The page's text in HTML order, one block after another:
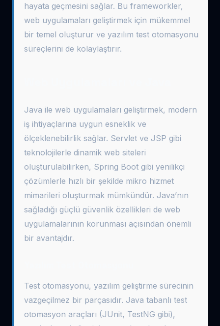
hayata geçmesini sağlar. Bu frameworkler,
web uygulamaları geliştirmek için mükemmel
bir temel oluşturur ve yazılım test otomasyonu
süreçlerini de kolaylaştırır.
Java ile web uygulamaları geliştirmek, modern
iş ihtiyaçlarına uygun esneklik ve
ölçeklenebilirlik sağlar. Servlet ve JSP gibi
teknolojilerle dinamik web siteleri
oluşturulabilirken, Spring Boot gibi yenilikçi
çözümlerle hızlı bir şekilde mikro hizmet
mimarileri oluşturmak mümkündür. Java’nın
sağladığı güçlü güvenlik özellikleri de web
uygulamalarının korunması açısından önemli
bir avantajdır.
Test otomasyonu, yazılım geliştirme sürecinin
vazgeçilmez bir parçasıdır. Java tabanlı test
otomasyon araçları (JUnit, TestNG gibi),